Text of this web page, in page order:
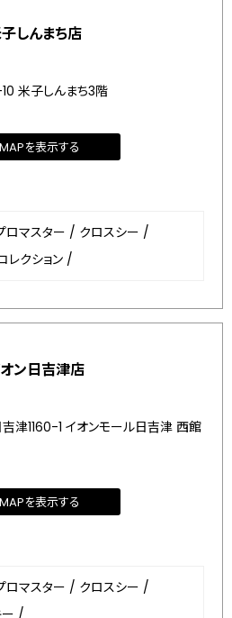
しんまち店
米子しんまち3階
MAPを表示する
ロマスター / クロスシー /
レクション /
ン日吉津店
津1160-1 イオンモール日吉津 西館
MAPを表示する
ロマスター / クロスシー /
/